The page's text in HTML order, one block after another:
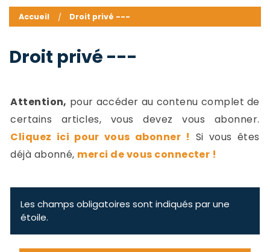
---Actualités du droit public---
Droit pénal---
Accueil Droit privé ---
Droit privé ---
Attention, pour accéder au contenu complet de
certains articles, vous devez vous abonner.
Cliquez ici pour vous abonner ! Si vous êtes
déjà abonné, merci de vous connecter !
Les champs obligatoires sont indiqués par une
étoile.